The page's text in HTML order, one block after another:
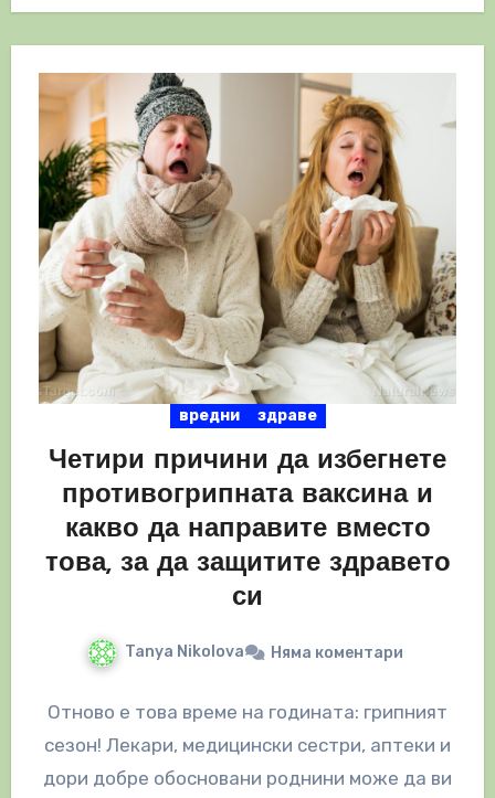
вредни здраве
Четири причини да избегнете
противогрипната ваксина и
какво да направите вместо
това, за да защитите здравето
си
Tanya Nikolova Няма коментари
Отново е това време на годината: грипният
сезон! Лекари, медицински сестри, аптеки и
дори добре обосновани роднини може да ви